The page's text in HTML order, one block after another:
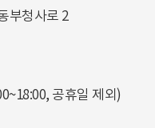
부청사로 2
공휴일 제외)